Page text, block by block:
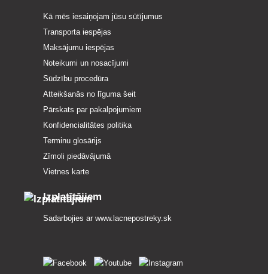
Kā mēs iesaiņojam jūsu sūtījumus
Transporta iespējas
Maksājumu iespējas
Noteikumi un nosacījumi
Sūdzību procedūra
Atteikšanās no līguma šeit
Pārskats par pakalpojumiem
Konfidencialitātes politika
Terminu glosārijs
Zīmoli piedāvājumā
Vietnes karte
Izplatītājiem
Sadarbojies ar www.lacnepostreky.sk